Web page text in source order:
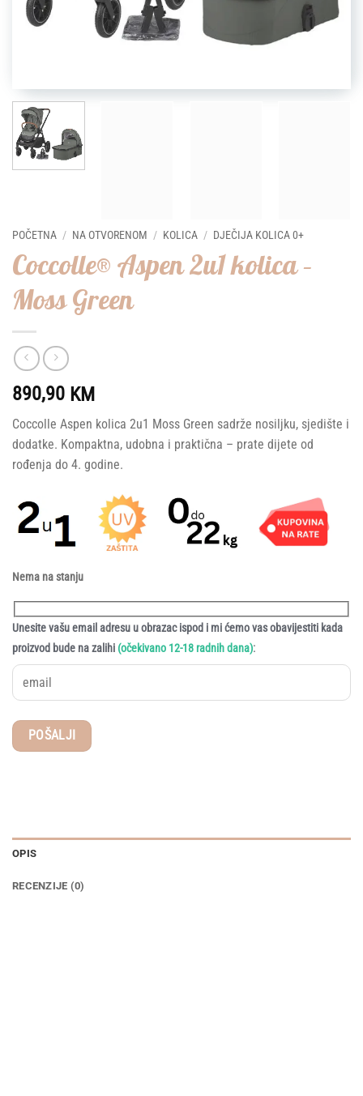
POČETNA / NA OTVORENOM / KOLICA / DJEČIJA KOLICA 0+
Coccolle® Aspen 2u1 kolica –
Moss Green
890,90 KM
Coccolle Aspen kolica 2u1 Moss Green sadrže nosiljku, sjedište i
dodatke. Kompaktna, udobna i praktična – prate dijete od
rođenja do 4. godine.
Nema na stanju
Unesite vašu email adresu u obrazac ispod i mi ćemo vas obavijestiti kada
proizvod bude na zalihi (očekivano 12-18 radnih dana):
OPIS
RECENZIJE (0)